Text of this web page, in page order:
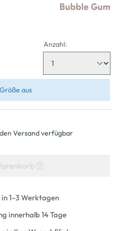
Anzahl:
aus
Versand verfügbar
1–3 Werktagen
innerhalb 14 Tage